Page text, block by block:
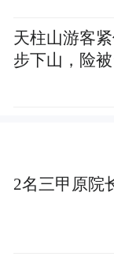
张天佐介绍
统社会向现
天柱山游客
步下山，险
2名三甲原院